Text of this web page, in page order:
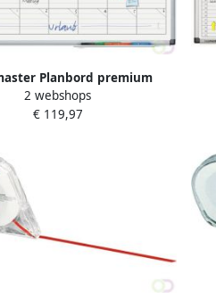
Planbord premium
60x90cm
2 webshops
€ 119,97